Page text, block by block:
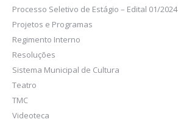
Processo Seletivo de Estágio – Edital 01/2024
Projetos e Programas
Regimento Interno
Resoluções
Sistema Municipal de Cultura
Teatro
TMC
Videoteca